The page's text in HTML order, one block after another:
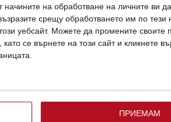
на обработване на личните ви
срещу обработването им по тези
уебсайт. Можете да промените своите
се върнете на този сайт и кликнете
ПРИЕМАМ